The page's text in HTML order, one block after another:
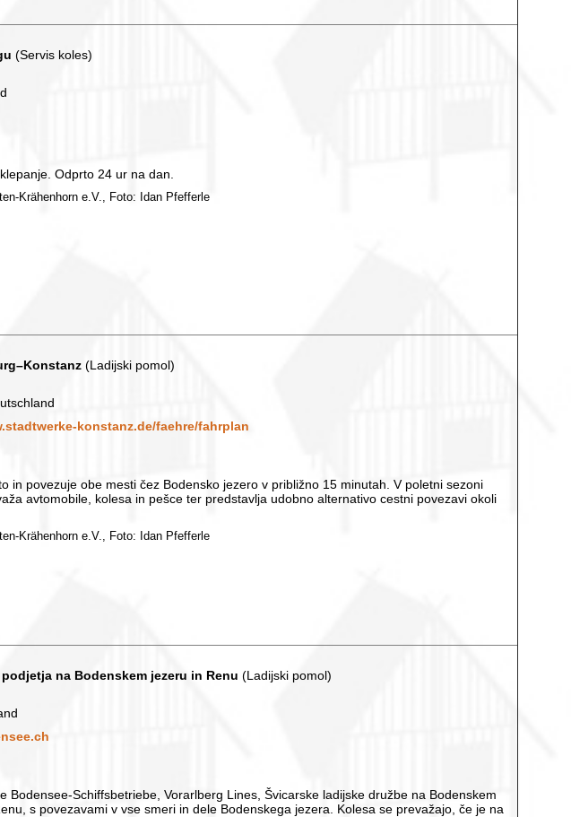
(Servis koles)
Odprto 24 ur na dan.
Krähenhorn e.V., Foto: Idan Pfefferle
(Ladijski pomol)
konstanz.de/faehre/fahrplan
in povezuje obe mesti čez Bodensko jezero v približno 15 minutah. V poletni sezoni
avtomobile, kolesa in pešce ter predstavlja udobno alternativo cestni povezavi okoli
Krähenhorn e.V., Foto: Idan Pfefferle
na Bodenskem jezeru in Renu (Ladijski pomol)
Bodensee-Schiffsbetriebe, Vorarlberg Lines, Švicarske ladijske družbe na Bodenskem
s povezavami v vse smeri in dele Bodenskega jezera. Kolesa se prevažajo, če je na